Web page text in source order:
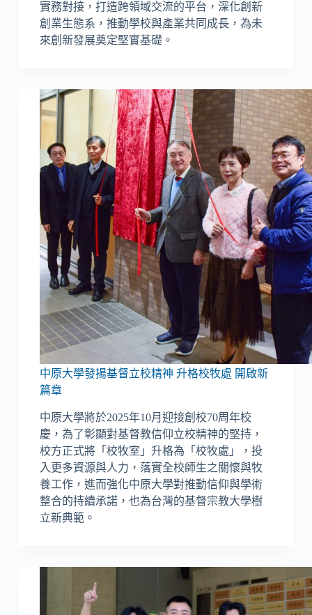
實務對接，打造跨領域交流的平台，深化創新
創業生態系，推動學校與產業共同成長，為未
來創新發展奠定堅實基礎。
中原大學發揚基督立校精神 升格校牧處 開啟新
篇章
中原大學將於2025年10月迎接創校70周年校
慶，為了彰顯對基督教信仰立校精神的堅持，
校方正式將「校牧室」升格為「校牧處」，投
入更多資源與人力，落實全校師生之關懷與牧
養工作，進而強化中原大學對推動信仰與學術
整合的持續承諾，也為台灣的基督宗教大學樹
立新典範。